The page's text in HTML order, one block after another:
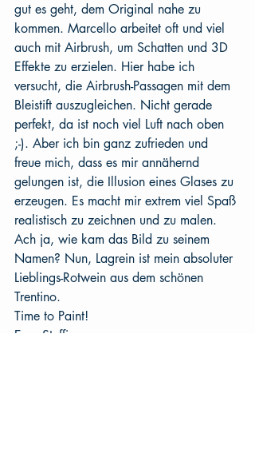
gut es geht, dem Original nahe zu
kommen. Marcello arbeitet oft und viel
auch mit Airbrush, um Schatten und 3D
Effekte zu erzielen. Hier habe ich
versucht, die Airbrush-Passagen mit dem
Bleistift auszugleichen. Nicht gerade
perfekt, da ist noch viel Luft nach oben
;-). Aber ich bin ganz zufrieden und
freue mich, dass es mir annähernd
gelungen ist, die Illusion eines Glases zu
erzeugen. Es macht mir extrem viel Spaß
realistisch zu zeichnen und zu malen.
Ach ja, wie kam das Bild zu seinem
Namen? Nun, Lagrein ist mein absoluter
Lieblings-Rotwein aus dem schönen
Trentino.
Time to Paint!
Eure Steffi